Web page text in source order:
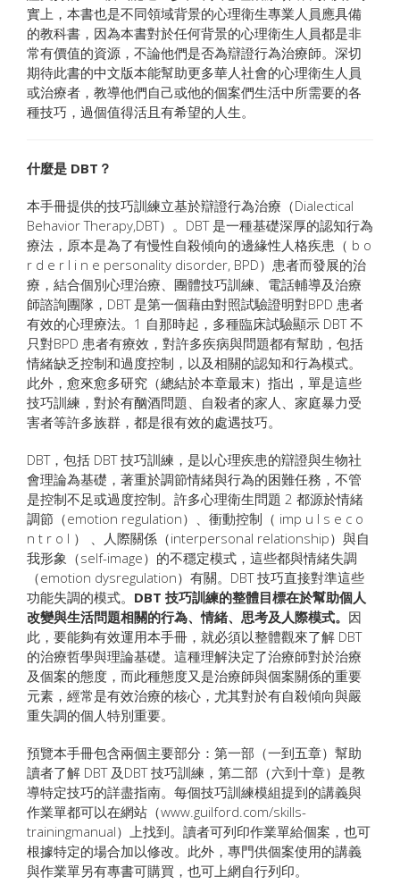
實上，本書也是不同領域背景的心理衛生專業人員應具備
的教科書，因為本書對於任何背景的心理衛生人員都是非
常有價值的資源，不論他們是否為辯證行為治療師。深切
期待此書的中文版本能幫助更多華人社會的心理衛生人員
或治療者，教導他們自己或他的個案們生活中所需要的各
種技巧，過個值得活且有希望的人生。
什麼是 DBT？
本手冊提供的技巧訓練立基於辯證行為治療（Dialectical
Behavior Therapy,DBT）。DBT 是一種基礎深厚的認知行為
療法，原本是為了有慢性自殺傾向的邊緣性人格疾患（ b o
r d e r l i n e personality disorder, BPD）患者而發展的治
療，結合個別心理治療、團體技巧訓練、電話輔導及治療
師諮詢團隊，DBT 是第一個藉由對照試驗證明對BPD 患者
有效的心理療法。1 自那時起，多種臨床試驗顯示 DBT 不
只對BPD 患者有療效，對許多疾病與問題都有幫助，包括
情緒缺乏控制和過度控制，以及相關的認知和行為模式。
此外，愈來愈多研究（總結於本章最末）指出，單是這些
技巧訓練，對於有酗酒問題、自殺者的家人、家庭暴力受
害者等許多族群，都是很有效的處遇技巧。
DBT，包括 DBT 技巧訓練，是以心理疾患的辯證與生物社
會理論為基礎，著重於調節情緒與行為的困難任務，不管
是控制不足或過度控制。許多心理衛生問題 2 都源於情緒
調節（emotion regulation）、衝動控制（ imp u l s e c o
n t r o l ） 、人際關係（interpersonal relationship）與自
我形象（self-image）的不穩定模式，這些都與情緒失調
（emotion dysregulation）有關。DBT 技巧直接對準這些
功能失調的模式。 DBT 技巧訓練的整體目標在於幫助個人
改變與生活問題相關的行為、情緒、思考及人際模式。 因
此，要能夠有效運用本手冊，就必須以整體觀來了解 DBT
的治療哲學與理論基礎。這種理解決定了治療師對於治療
及個案的態度，而此種態度又是治療師與個案關係的重要
元素，經常是有效治療的核心，尤其對於有自殺傾向與嚴
重失調的個人特別重要。
預覽本手冊包含兩個主要部分：第一部（一到五章）幫助
讀者了解 DBT 及DBT 技巧訓練，第二部（六到十章）是教
導特定技巧的詳盡指南。每個技巧訓練模組提到的講義與
作業單都可以在網站（www.guilford.com/skills-
trainingmanual）上找到。讀者可列印作業單給個案，也可
根據特定的場合加以修改。此外，專門供個案使用的講義
與作業單另有專書可購買，也可上網自行列印。